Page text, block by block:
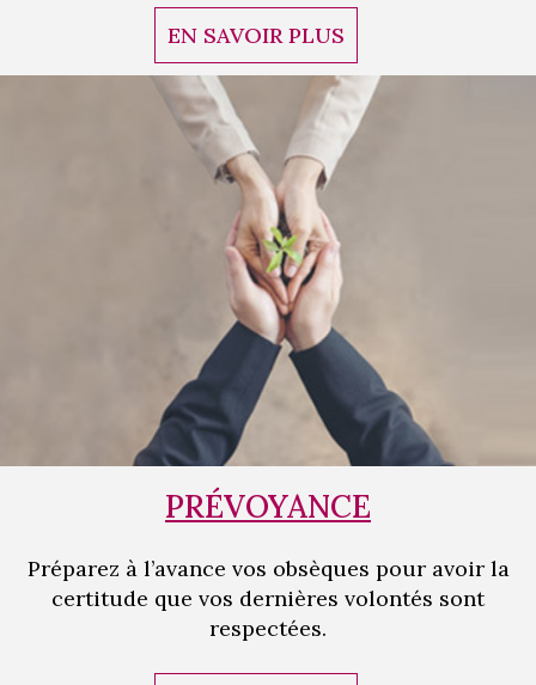
EN SAVOIR PLUS
PRÉVOYANCE
Préparez à l’avance vos obsèques pour avoir la
certitude que vos dernières volontés sont
respectées.